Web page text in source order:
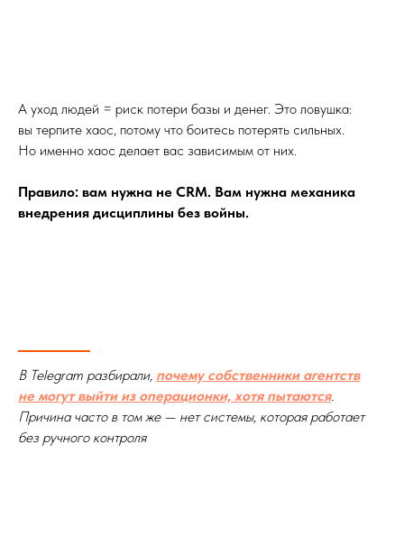
А уход людей = риск потери базы и денег. Это ловушка:
вы терпите хаос, потому что боитесь потерять сильных.
Но именно хаос делает вас зависимым от них.
Правило: вам нужна не CRM. Вам нужна механика
внедрения дисциплины без войны.
В Telegram разбирали, почему собственники агентств
не могут выйти из операционки, хотя пытаются.
Причина часто в том же — нет системы, которая работает
без ручного контроля